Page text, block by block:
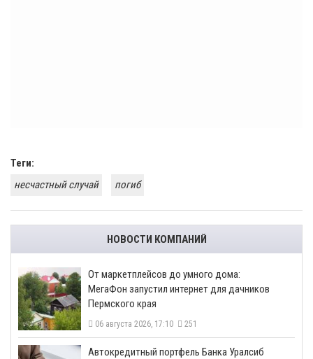
Теги:
несчастный случай
погиб
НОВОСТИ КОМПАНИЙ
От маркетплейсов до умного дома:
МегаФон запустил интернет для дачников
Пермского края
06 августа 2026, 17:10 251
​Автокредитный портфель Банка Уралсиб